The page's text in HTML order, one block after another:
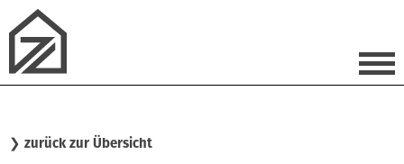
❯ zurück zur Übersicht